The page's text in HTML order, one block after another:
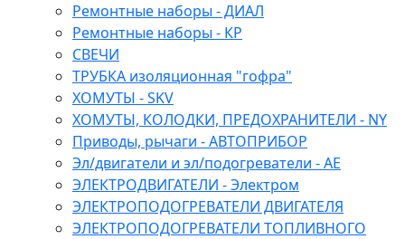
Ремонтные наборы - ДИАЛ
Ремонтные наборы - КР
СВЕЧИ
ТРУБКА изоляционная "гофра"
ХОМУТЫ - SKV
ХОМУТЫ, КОЛОДКИ, ПРЕДОХРАНИТЕЛИ - NY
Приводы, рычаги - АВТОПРИБОР
Эл/двигатели и эл/подогреватели - АЕ
ЭЛЕКТРОДВИГАТЕЛИ - Электром
ЭЛЕКТРОПОДОГРЕВАТЕЛИ ДВИГАТЕЛЯ
ЭЛЕКТРОПОДОГРЕВАТЕЛИ ТОПЛИВНОГО